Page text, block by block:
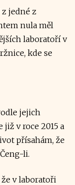
jedné z
nula měl
laboratoří v
kde se
jejich
v roce 2015 a
přísahám, že
li.
v laboratoři